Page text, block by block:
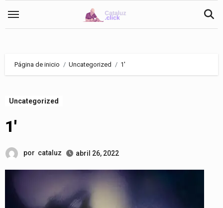
Página de inicio Uncategorized 1′
Uncategorized
1′
por cataluz abril 26, 2022